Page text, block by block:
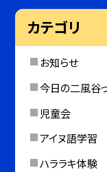
カテゴリ
お知らせ
今日の二風谷
児童会
アイヌ語学習
ハララキ体験